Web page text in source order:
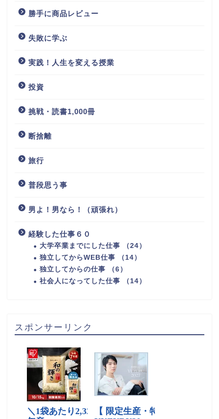
勝手に商品レビュー
失敗に学ぶ
実践！人生を変える授業
投資
挑戦・読書1,000冊
断捨離
旅行
普段思う事
男よ！男なら！（頑張れ）
経験した仕事６０
大学卒業までにした仕事 （24）
独立してからWEB仕事 （14）
独立してからの仕事 （6）
社会人になってした仕事 （14）
スポンサーリンク